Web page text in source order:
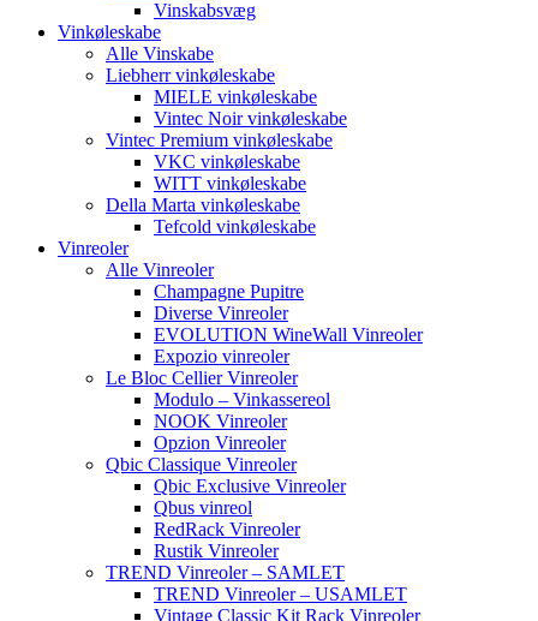
Vinskabsvæg
Vinkøleskabe
Alle Vinskabe
Liebherr vinkøleskabe
MIELE vinkøleskabe
Vintec Noir vinkøleskabe
Vintec Premium vinkøleskabe
VKC vinkøleskabe
WITT vinkøleskabe
Della Marta vinkøleskabe
Tefcold vinkøleskabe
Vinreoler
Alle Vinreoler
Champagne Pupitre
Diverse Vinreoler
EVOLUTION WineWall Vinreoler
Expozio vinreoler
Le Bloc Cellier Vinreoler
Modulo – Vinkassereol
NOOK Vinreoler
Opzion Vinreoler
Qbic Classique Vinreoler
Qbic Exclusive Vinreoler
Qbus vinreol
RedRack Vinreoler
Rustik Vinreoler
TREND Vinreoler – SAMLET
TREND Vinreoler – USAMLET
Vintage Classic Kit Rack Vinreoler